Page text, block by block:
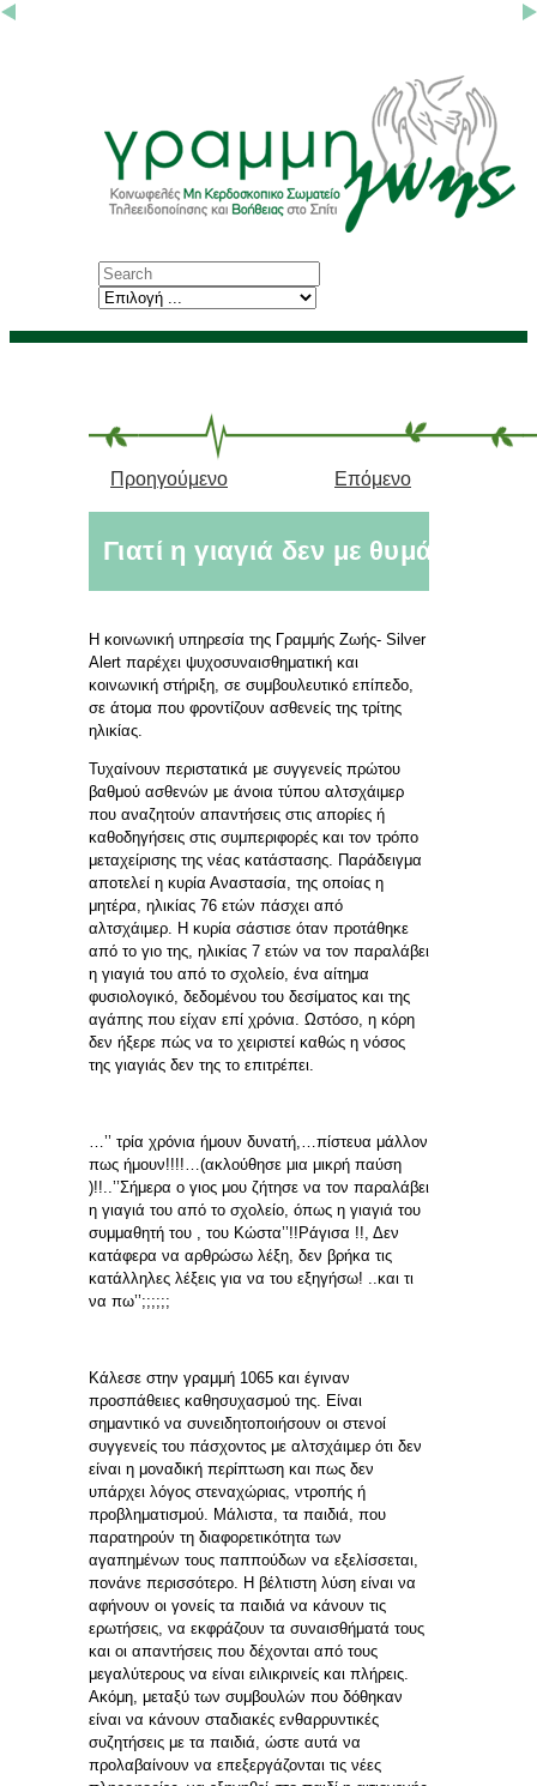
Προηγούμενο Επόμενο
Γιατί η γιαγιά δεν με θυμάται;
Η κοινωνική υπηρεσία της Γραμμής Ζωής- Silver
Alert παρέχει ψυχοσυναισθηματική και
κοινωνική στήριξη, σε συμβουλευτικό επίπεδο,
σε άτομα που φροντίζουν ασθενείς της τρίτης
ηλικίας.
Τυχαίνουν περιστατικά με συγγενείς πρώτου
βαθμού ασθενών με άνοια τύπου αλτσχάιμερ
που αναζητούν απαντήσεις στις απορίες ή
καθοδηγήσεις στις συμπεριφορές και τον τρόπο
μεταχείρισης της νέας κατάστασης. Παράδειγμα
αποτελεί η κυρία Αναστασία, της οποίας η
μητέρα, ηλικίας 76 ετών πάσχει από
αλτσχάιμερ. Η κυρία σάστισε όταν προτάθηκε
από το γιο της, ηλικίας 7 ετών να τον παραλάβει
η γιαγιά του από το σχολείο, ένα αίτημα
φυσιολογικό, δεδομένου του δεσίματος και της
αγάπης που είχαν επί χρόνια. Ωστόσο, η κόρη
δεν ήξερε πώς να το χειριστεί καθώς η νόσος
της γιαγιάς δεν της το επιτρέπει.
…’’ τρία χρόνια ήμουν δυνατή,…πίστευα μάλλον
πως ήμουν!!!!…(ακλούθησε μια μικρή παύση
)!!..’’Σήμερα ο γιος μου ζήτησε να τον παραλάβει
η γιαγιά του από το σχολείο, όπως η γιαγιά του
συμμαθητή του , του Κώστα’’!!Ράγισα !!, Δεν
κατάφερα να αρθρώσω λέξη, δεν βρήκα τις
κατάλληλες λέξεις για να του εξηγήσω! ..και τι
να πω’’;;;;;;
Κάλεσε στην γραμμή 1065 και έγιναν
προσπάθειες καθησυχασμού της. Είναι
σημαντικό να συνειδητοποιήσουν οι στενοί
συγγενείς του πάσχοντος με αλτσχάιμερ ότι δεν
είναι η μοναδική περίπτωση και πως δεν
υπάρχει λόγος στεναχώριας, ντροπής ή
προβληματισμού. Μάλιστα, τα παιδιά, που
παρατηρούν τη διαφορετικότητα των
αγαπημένων τους παππούδων να εξελίσσεται,
πονάνε περισσότερο. Η βέλτιστη λύση είναι να
αφήνουν οι γονείς τα παιδιά να κάνουν τις
ερωτήσεις, να εκφράζουν τα συναισθήματά τους
και οι απαντήσεις που δέχονται από τους
μεγαλύτερους να είναι ειλικρινείς και πλήρεις.
Ακόμη, μεταξύ των συμβουλών που δόθηκαν
είναι να κάνουν σταδιακές ενθαρρυντικές
συζητήσεις με τα παιδιά, ώστε αυτά να
προλαβαίνουν να επεξεργάζονται τις νέες